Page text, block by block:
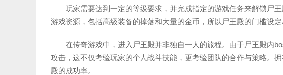
玩家需要达到一定的等级要求，并完成指定的游戏任务来解锁尸
游戏资源，包括高级装备的掉落和大量的金币，所以尸王殿的门槛设定
在传奇游戏中，进入尸王殿并非独自一人的旅程。由于尸王殿内
攻击，这不仅考验玩家的个人战斗技能，更考验团队的合作与策略。
殿的成功率。